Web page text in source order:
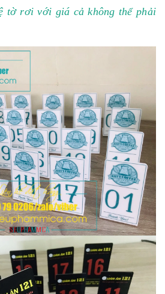
tờ rơi với giá cả không thể phải